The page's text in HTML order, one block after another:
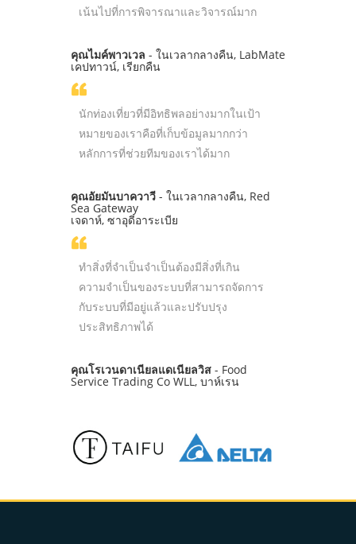
เน้นไปที่การพิจารณาและวิจารณ์มาก
คุณไมค์พาวเวล - ในเวลากลางคืน, LabMate
เคปทาวน์, เรียกคืน
นักท่องเที่ยวที่มีอิทธิพลอย่างมากในเป้า
หมายของเราคือที่เก็บข้อมูลมากกว่า
หลักการที่ช่วยทีมของเราได้มาก
คุณอัยมันบาควาวี - ในเวลากลางคืน, Red
Sea Gateway
เจดาห์, ซาอุดีอาระเบีย
ทำสิ่งที่จำเป็นจำเป็นต้องมีสิ่งที่เกิน
ความจำเป็นของระบบที่สามารถจัดการ
กับระบบที่มีอยู่แล้วและปรับปรุง
ประสิทธิภาพได้
คุณโรเวนดาเนียลแดเนียลวิส - Food
Service Trading Co WLL, บาห์เรน